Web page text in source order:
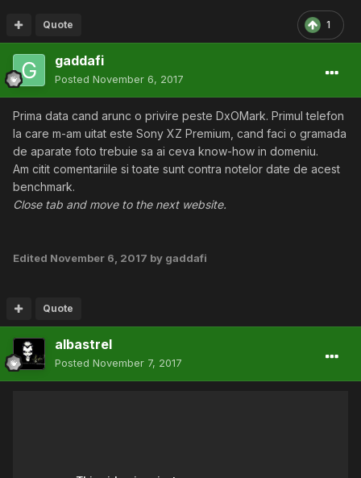
1
Quote
gaddafi
Posted November 6, 2017
Prima data cand arunc o privire peste DxOMark. Primul telefon
la care m-am uitat este Sony XZ Premium, cand faci o gramada
de aparate foto trebuie sa ai ceva know-how in domeniu.
Am citit comentariile si toate sunt contra notelor date de acest
benchmark.
Close tab and move to the next website.
Edited November 6, 2017 by gaddafi
Quote
albastrel
Posted November 7, 2017